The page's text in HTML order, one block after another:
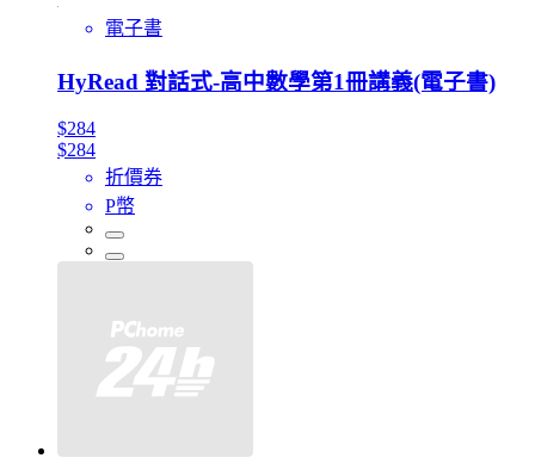
電子書
HyRead 對話式-高中數學第1冊講義(電子書)
$284
$284
折價券
P幣